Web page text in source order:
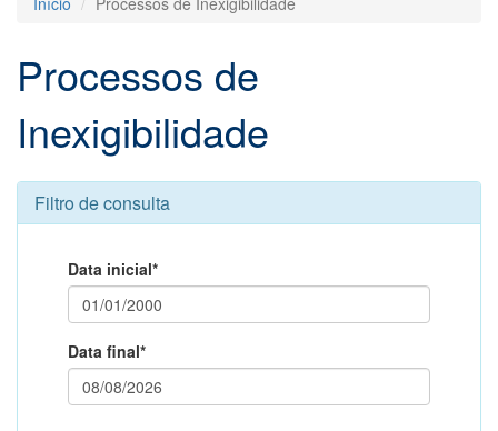
Processos de
Inexigibilidade
Filtro de consulta
Data inicial*
Data final*